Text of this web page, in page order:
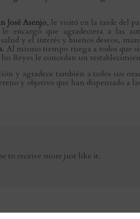
José Asenjo, le visitó en la tarde del
encargó que agradeciera a las
y el interés y buenos deseos,
. Al mismo tiempo ruega a todos que
Reyes le concedan un
y agradece también a todos sus
y objetivo que han dispensado a
to receive more just like it.